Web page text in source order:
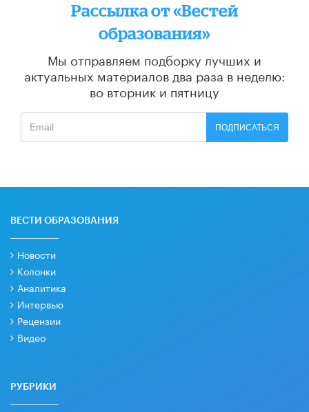
Рассылка от «Вестей
образования»
Мы отправляем подборку лучших и
актуальных материалов два раза в неделю:
во вторник и пятницу
ПОДПИСАТЬСЯ
ВЕСТИ ОБРАЗОВАНИЯ
Новости
Колонки
Аналитика
Интервью
Рецензии
Видео
РУБРИКИ